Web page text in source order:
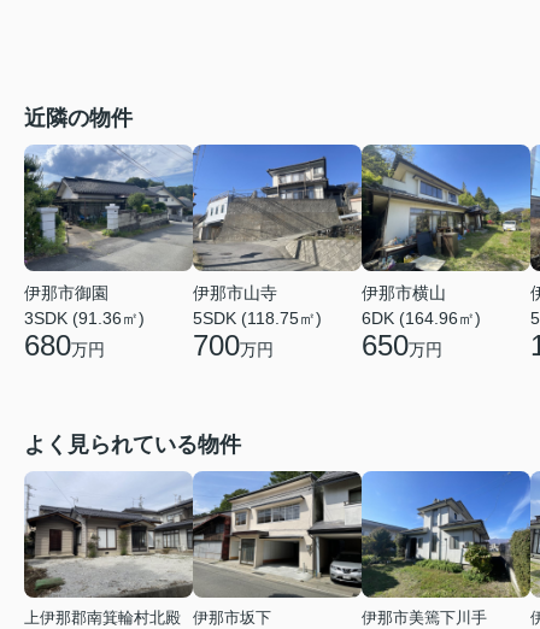
近隣の物件
伊那市御園
3SDK (91.36㎡)
680万円
伊那市山寺
5SDK (118.75㎡)
700万円
伊那市横山
6DK (164.96㎡)
650万円
よく見られている物件
上伊那郡南箕輪村北殿
伊那市坂下
伊那市美篶下川手